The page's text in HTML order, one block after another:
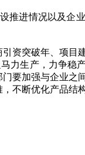
进情况以及企
资突破年、项目
力生产，力争稳
要加强与企业之
不断优化产品结